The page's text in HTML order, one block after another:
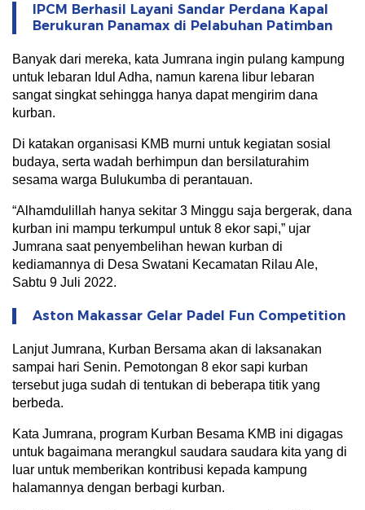
IPCM Berhasil Layani Sandar Perdana Kapal
Berukuran Panamax di Pelabuhan Patimban
Banyak dari mereka, kata Jumrana ingin pulang kampung
untuk lebaran Idul Adha, namun karena libur lebaran
sangat singkat sehingga hanya dapat mengirim dana
kurban.
Di katakan organisasi KMB murni untuk kegiatan sosial
budaya, serta wadah berhimpun dan bersilaturahim
sesama warga Bulukumba di perantauan.
“Alhamdulillah hanya sekitar 3 Minggu saja bergerak, dana
kurban ini mampu terkumpul untuk 8 ekor sapi,” ujar
Jumrana saat penyembelihan hewan kurban di
kediamannya di Desa Swatani Kecamatan Rilau Ale,
Sabtu 9 Juli 2022.
Aston Makassar Gelar Padel Fun Competition
Lanjut Jumrana, Kurban Bersama akan di laksanakan
sampai hari Senin. Pemotongan 8 ekor sapi kurban
tersebut juga sudah di tentukan di beberapa titik yang
berbeda.
Kata Jumrana, program Kurban Besama KMB ini digagas
untuk bagaimana merangkul saudara saudara kita yang di
luar untuk memberikan kontribusi kepada kampung
halamannya dengan berbagi kurban.